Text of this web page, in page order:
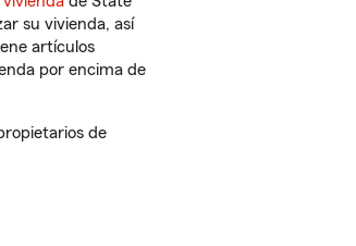
su vivienda, así
artículos
por encima de
de